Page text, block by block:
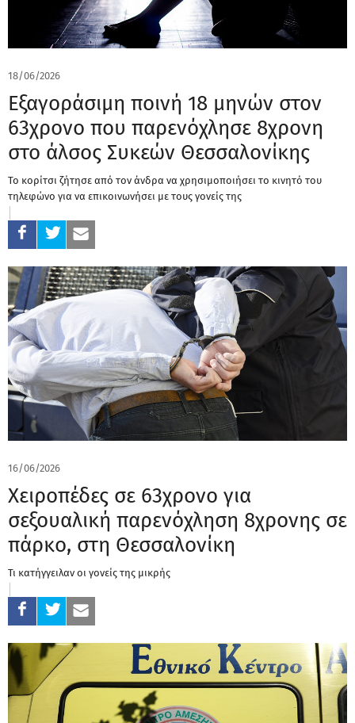
18/06/2026
Εξαγοράσιμη ποινή 18 μηνών στον
63χρονο που παρενόχλησε 8χρονη
στο άλσος Συκεών Θεσσαλονίκης
Το κορίτσι ζήτησε από τον άνδρα να χρησιμοποιήσει το κινητό του
τηλεφώνο για να επικοινωνήσει με τους γονείς της
16/06/2026
Χειροπέδες σε 63χρονο για
σεξουαλική παρενόχληση 8χρονης σε
πάρκο, στη Θεσσαλονίκη
Τι κατήγγειλαν οι γονείς της μικρής